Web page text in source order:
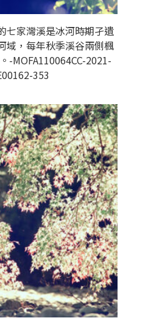
七家灣溪是冰河時期孑遺
域，每年秋季溪谷兩側楓
-MOFA110064CC-2021-
353